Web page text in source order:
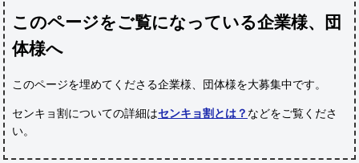
このページをご覧になっている企業様、団
体様へ
このページを埋めてくださる企業様、団体様を大募集中です。
センキョ割についての詳細はセンキョ割とは？ などをご覧くださ
い。